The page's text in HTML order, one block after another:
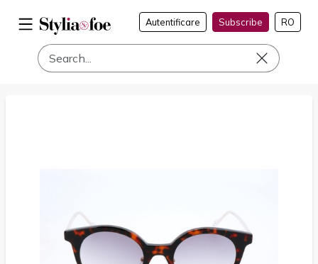
Autentificare Subscribe RO